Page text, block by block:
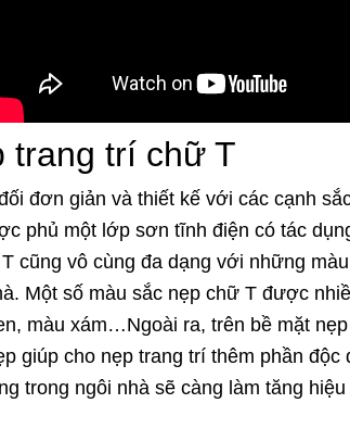
trang trí chữ T
đơn giản và thiết kế với các cạnh
phủ một lớp sơn tĩnh điện có tác
cũng vô cùng đa dạng với những
Một số màu sắc nẹp chữ T được
màu xám…Ngoài ra, trên bề mặt
giúp cho nẹp trang trí thêm phần
trong ngôi nhà sẽ càng làm tăng